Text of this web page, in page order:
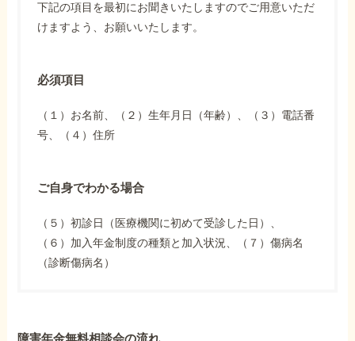
下記の項目を最初にお聞きいたしますのでご用意いただ
けますよう、お願いいたします。
必須項目
（１）お名前、（２）生年月日（年齢）、（３）電話番
号、（４）住所
ご自身でわかる場合
（５）初診日（医療機関に初めて受診した日）、
（６）加入年金制度の種類と加入状況、（７）傷病名
（診断傷病名）
障害年金無料相談会の流れ